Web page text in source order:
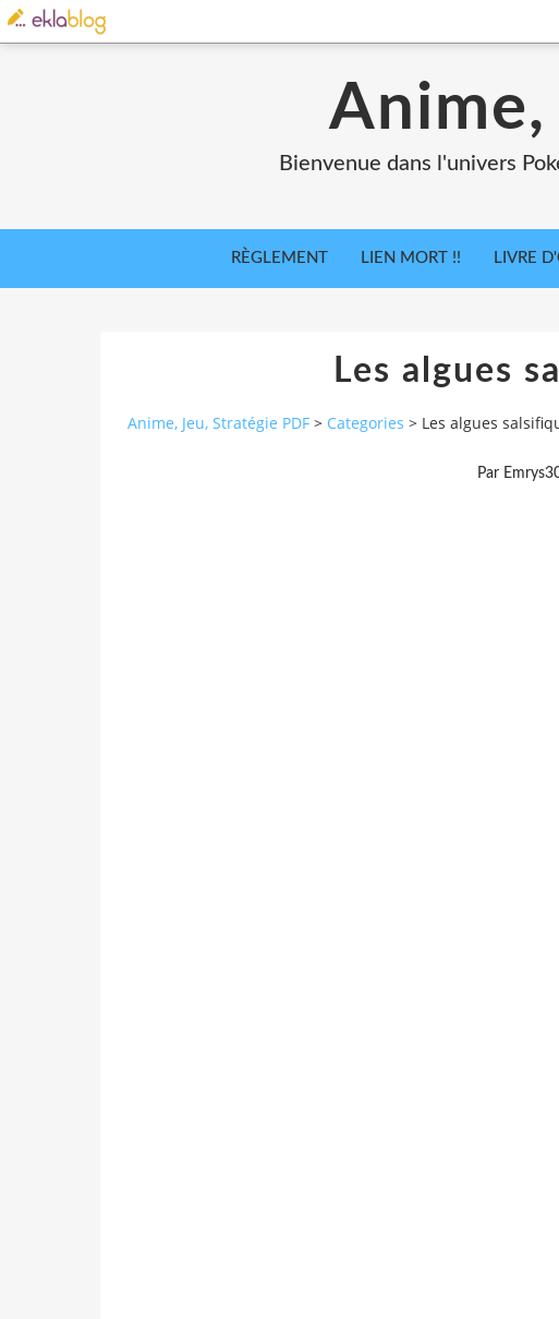
Anime,
Bienvenue dans l'univers
RÈGLEMENT LIEN MORT !! LIVRE
Les algues
Anime, Jeu, Stratégie PDF > Categories > Les algues
Par